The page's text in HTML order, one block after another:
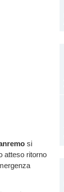
si
atteso ritorno